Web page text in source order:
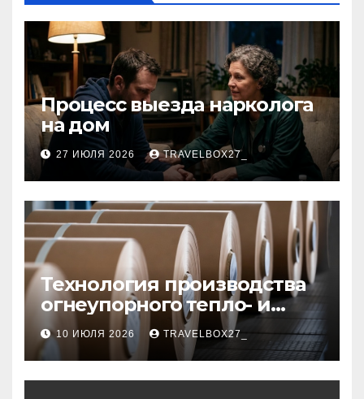
Процесс выезда нарколога
на дом
27 ИЮЛЯ 2026 TRAVELBOX27_
Технология производства
огнеупорного тепло- и
звукоизоляционного
картона из
муллитокремнеземистого
волокна
10 ИЮЛЯ 2026 TRAVELBOX27_